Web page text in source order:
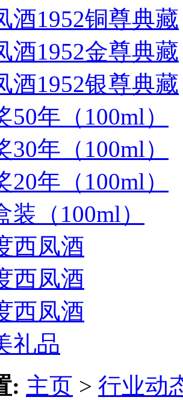
酒1952铜尊典藏
酒1952金尊典藏
酒1952银尊典藏
50年（100ml）
30年（100ml）
20年（100ml）
装（100ml）
西凤酒
西凤酒
西凤酒
礼品
: 主页 > 行业动